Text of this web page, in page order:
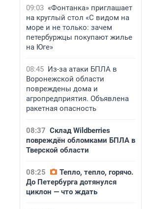
09:03 «Фонтанка» приглашает
на круглый стол «С видом на
море и не только: зачем
петербуржцы покупают жилье
на Юге»
08:45 Из-за атаки БПЛА в
Воронежской области
повреждены дома и
агропредприятия. Объявлена
ракетная опасность
08:37 Склад Wildberries
повреждён обломками БПЛА в
Тверской области
08:25
Тепло, тепло, горячо.
До Петербурга дотянулся
циклон — что ждать